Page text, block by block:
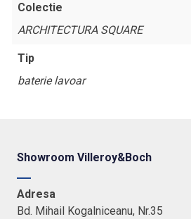
Colectie
ARCHITECTURA SQUARE
Tip
baterie lavoar
Showroom Villeroy&Boch
Adresa
Bd. Mihail Kogalniceanu, Nr.35